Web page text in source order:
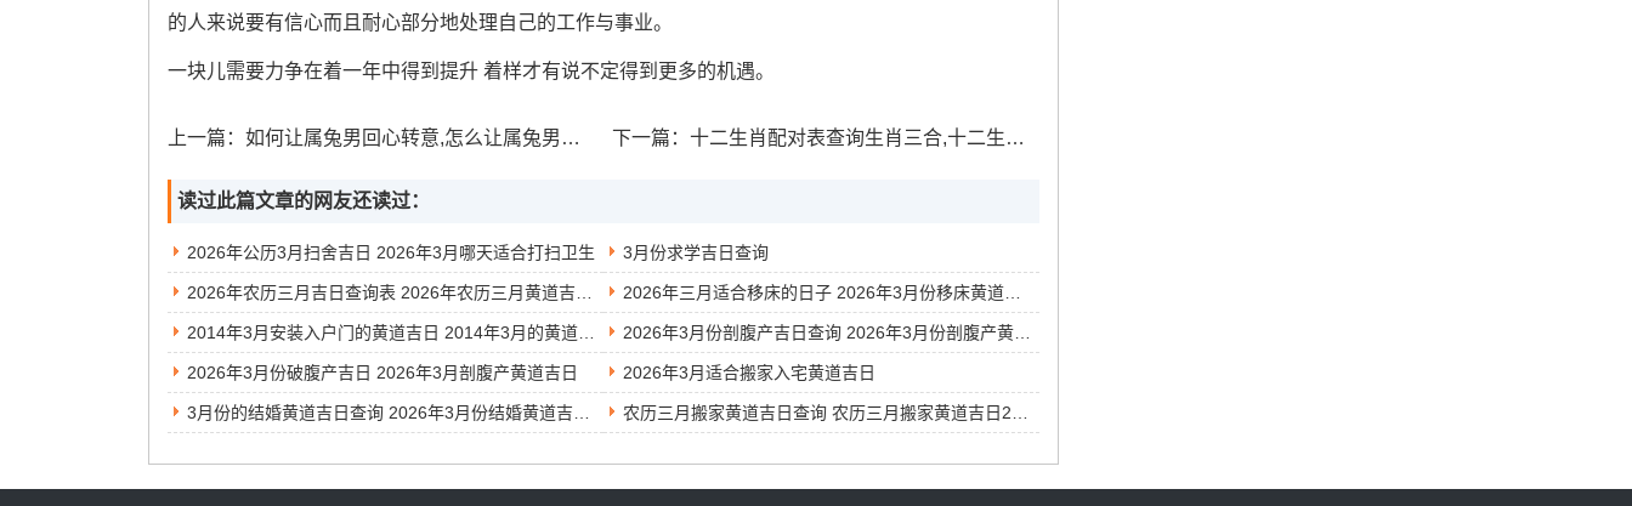
的人来说要有信心而且耐心部分地处理自己的工作与事业。
一块儿需要力争在着一年中得到提升 着样才有说不定得到更多的机遇。
上一篇： 如何让属兔男回心转意,怎么让属兔男人爱上你 下一篇：十二生肖配对表查询生肖三合,十二生肖配对合婚
读过此篇文章的网友还读过：
2026年公历3月扫舍吉日 2026年3月哪天适合打扫卫生 3月份求学吉日查询
2014年3月安装入户门的黄道吉日 2014年3月的黄道吉日
2026年3月份破腹产吉日 2026年3月剖腹产黄道吉日 2026年3月适合搬家入宅黄道吉日